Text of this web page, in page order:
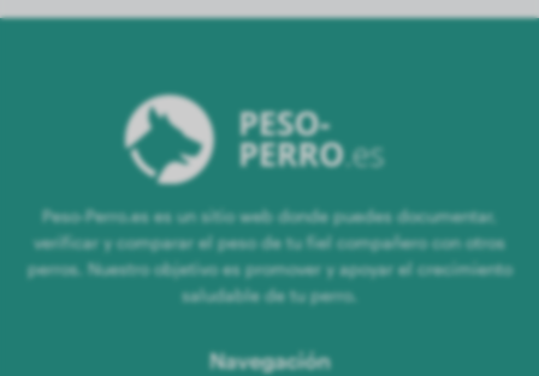
Peso-Perro.es es un sitio web donde puedes documentar,
verificar y comparar el peso de tu fiel compañero con otros
perros. Nuestro objetivo es promover y apoyar el crecimiento
saludable de tu perro.
Navegación